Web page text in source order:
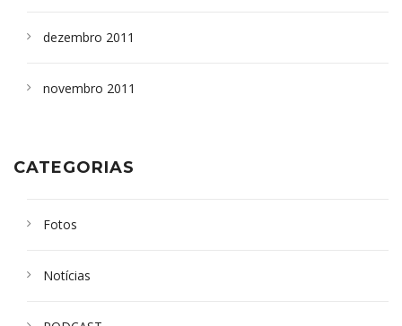
dezembro 2011
novembro 2011
CATEGORIAS
Fotos
Notícias